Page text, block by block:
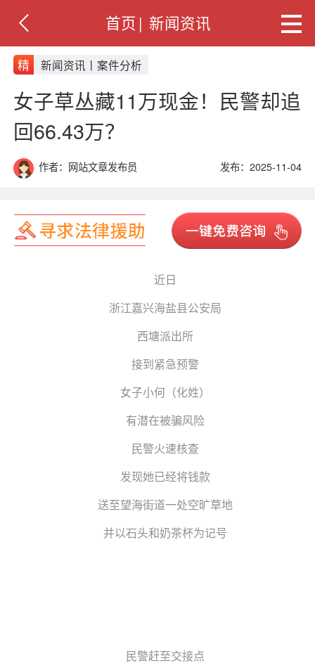
首页 | 新闻资讯
精 新闻资讯丨案件分析
女子草丛藏11万现金！民警却追
回66.43万？
作者：网站文章发布员 发布：2025-11-04
近日
浙江嘉兴海盐县公安局
西塘派出所
接到紧急预警
女子小何（化姓）
有潜在被骗风险
民警火速核查
发现她已经将钱款
送至望海街道一处空旷草地
并以石头和奶茶杯为记号
民警赶至交接点